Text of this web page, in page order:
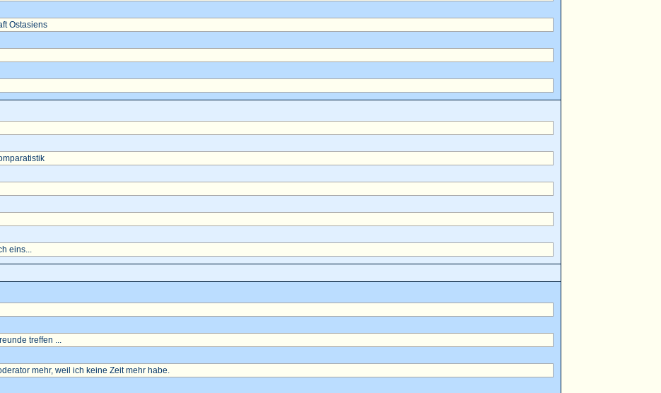
Ostasiens
eins...
treffen ...
mehr, weil ich keine Zeit mehr habe.